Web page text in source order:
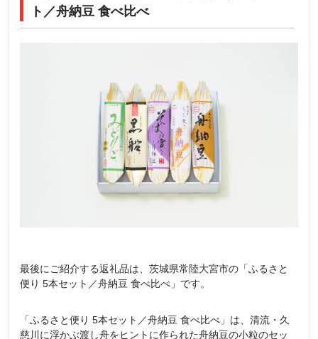
ト／舟納豆 食べ比べ
最後にご紹介する返礼品は、茨城県常陸大宮市の「ふるさと
便り 5本セット／舟納豆 食べ比べ」です。
「ふるさと便り 5本セット／舟納豆 食べ比べ」は、清流・久
慈川に浮かぶ渡し舟をヒントに作られた舟納豆の小粒のセッ